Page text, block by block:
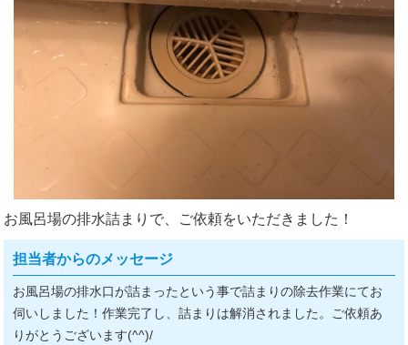
お風呂場の排水詰まりで、ご依頼をいただきました！
担当者からのメッセージ
お風呂場の排水口が詰まったという事で詰まりの除去作業にてお
伺いしました！作業完了し、詰まりは解消されました。ご依頼あ
りがとうございます(^^)/